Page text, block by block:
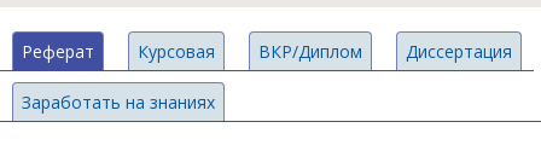
Реферат Курсовая ВКР/Диплом Диссертация
Заработать на знаниях